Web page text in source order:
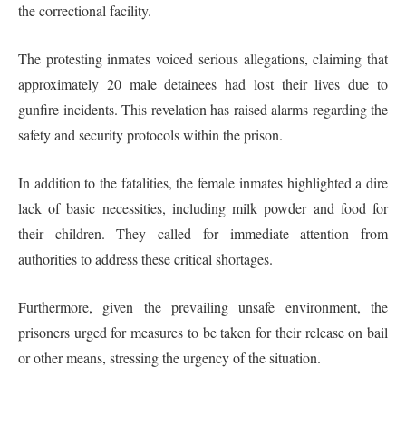
the correctional facility.
The protesting inmates voiced serious allegations, claiming that
approximately 20 male detainees had lost their lives due to
gunfire incidents. This revelation has raised alarms regarding the
safety and security protocols within the prison.
In addition to the fatalities, the female inmates highlighted a dire
lack of basic necessities, including milk powder and food for
their children. They called for immediate attention from
authorities to address these critical shortages.
Furthermore, given the prevailing unsafe environment, the
prisoners urged for measures to be taken for their release on bail
or other means, stressing the urgency of the situation.